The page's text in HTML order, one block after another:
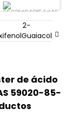
de ácido
59020-85-